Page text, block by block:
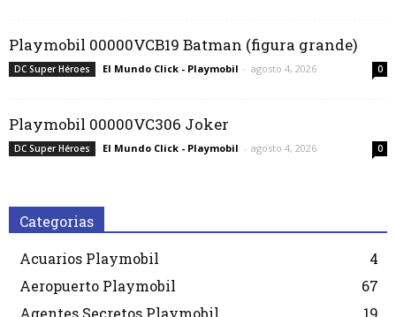
Playmobil 00000VCB19 Batman (figura grande)
DC Super Héroes El Mundo Click - Playmobil - agosto 4, 2026 0
Playmobil 00000VC306 Joker
DC Super Héroes El Mundo Click - Playmobil - agosto 4, 2026 0
Categorias
Acuarios Playmobil
4
Aeropuerto Playmobil
67
Agentes Secretos Playmobil
19